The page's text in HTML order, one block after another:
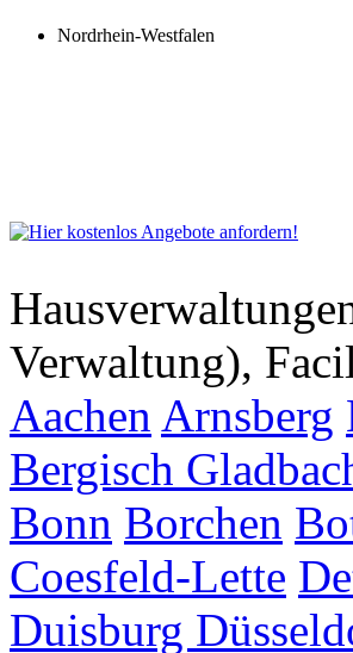
Nordrhein-Westfalen
Verwaltung),
Aachen Arnsberg
Bergisch
Bonn Borchen
Coesfeld-Lette
Duisburg